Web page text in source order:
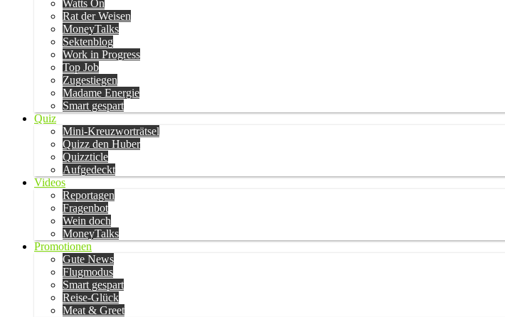
Watts On
Rat der Weisen
MoneyTalks
Sektenblog
Work in Progress
Top Job
Zugestiegen
Madame Energie
Smart gespart
Quiz
Mini-Kreuzworträtsel
Quizz den Huber
Quizzticle
Aufgedeckt
Videos
Reportagen
Fragenbot
Wein doch
MoneyTalks
Promotionen
Gute News
Flugmodus
Smart gespart
Reise-Glück
Meat & Greet